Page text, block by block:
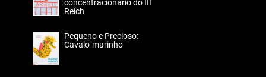
concentracionário do III
Reich
Pequeno e Precioso:
Cavalo-marinho